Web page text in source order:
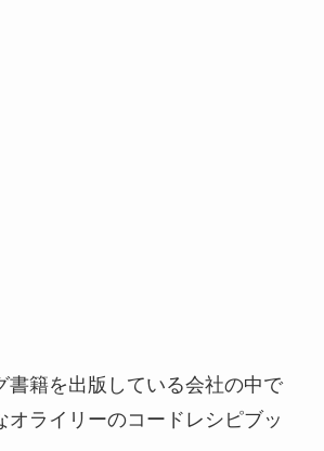
書籍を出版している会社の中で
オライリーのコードレシピブッ